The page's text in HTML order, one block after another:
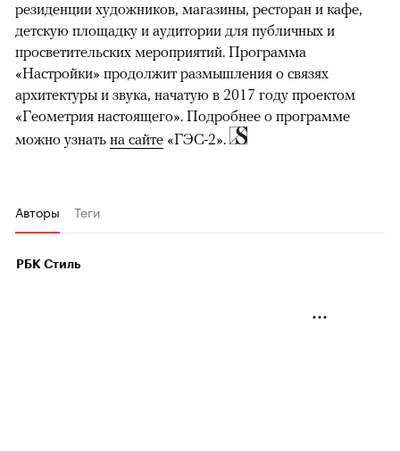
резиденции художников, магазины, ресторан и кафе,
детскую площадку и аудитории для публичных и
просветительских мероприятий. Программа
«Настройки» продолжит размышления о связях
архитектуры и звука, начатую в 2017 году проектом
«Геометрия настоящего». Подробнее о программе
можно узнать на сайте «ГЭС-2».
Авторы Теги
РБК Стиль